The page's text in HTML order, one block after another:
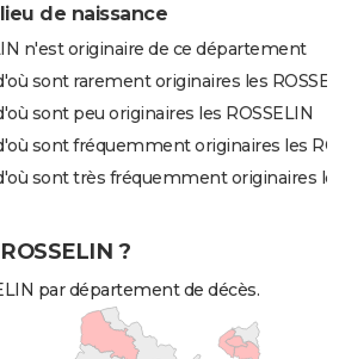
lieu de naissance
n'est originaire de ce département
sont rarement originaires les
sont peu originaires les ROSSELIN
sont fréquemment originaires les
sont très fréquemment originaires
?
par département de décès.